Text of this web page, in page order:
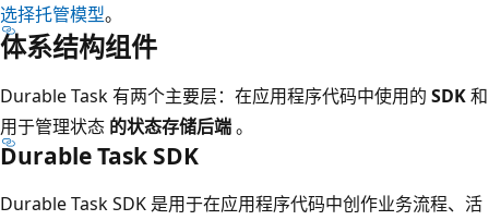
选择托管模型。
体系结构组件
Durable Task 有两个主要层：在应用程序代码中使用的 SDK和
用于管理状态 的状态存储后端。
Durable Task SDK
Durable Task SDK 是用于在应用程序代码中创作业务流程、活